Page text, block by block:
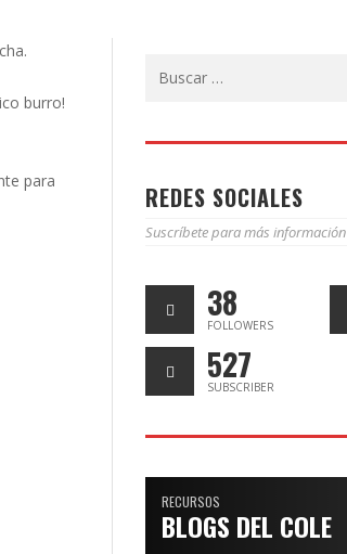
burro!
para
REDES SOCIALES
Suscríbete para más información
38
FOLLOWERS
527
SUBSCRIBER
RECURSOS
BLOGS DEL COLE